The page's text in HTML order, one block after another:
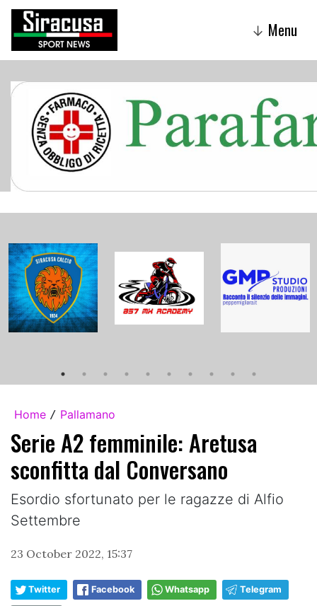
↓ Menu
Home / Pallamano
Serie A2 femminile: Aretusa
sconfitta dal Conversano
Esordio sfortunato per le ragazze di Alfio
Settembre
23 October 2022, 15:37
Twitter Facebook Whatsapp Telegram